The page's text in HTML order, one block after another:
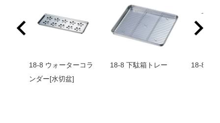
18-8 ウォーターコラ
ンダー[水切盆]
18-8 下駄箱トレー 18-8 パ